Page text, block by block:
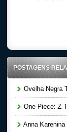
POSTAGENS
Ovelha Negra
One Piece: Z
Anna Karenina